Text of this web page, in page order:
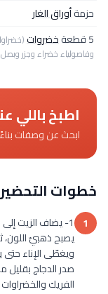
حزمةأوراق الغار
5 قطعة
خضروات
وفاصولياء خضراء وجزر
اطبخ باللي
ابحث عن وصفات
خطوات التحضير
1
1- يضاف الزيت
يصبح ذهبيّ اللون،
صدر الدجاج
الفريك